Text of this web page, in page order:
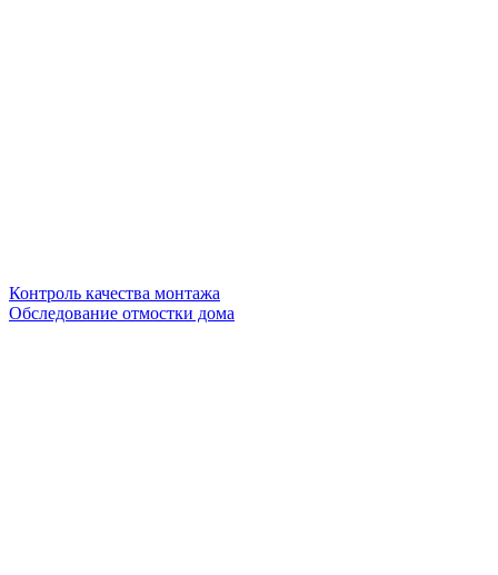
Контроль качества монтажа
Обследование отмостки дома